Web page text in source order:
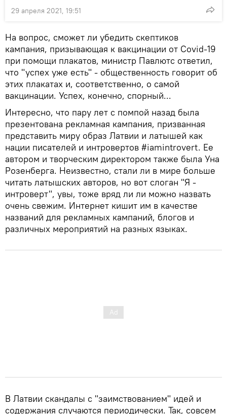
29 апреля 2021, 19:51
На вопрос, сможет ли убедить скептиков
кампания, призывающая к вакцинации от Covid-19
при помощи плакатов, министр Павлютс ответил,
что "успех уже есть" - общественность говорит об
этих плакатах и, соответственно, о самой
вакцинации. Успех, конечно, спорный...
Интересно, что пару лет с помпой назад была
презентована рекламная кампания, призванная
представить миру образ Латвии и латышей как
нации писателей и интровертов #iamintrovert. Ее
автором и творческим директором также была Уна
Розенберга. Неизвестно, стали ли в мире больше
читать латышских авторов, но вот слоган "Я -
интроверт", увы, тоже вряд ли ли можно назвать
очень свежим. Интернет кишит им в качестве
названий для рекламных кампаний, блогов и
различных мероприятий на разных языках.
В Латвии скандалы с "заимствованием" идей и
содержания случаются периодически. Так, совсем